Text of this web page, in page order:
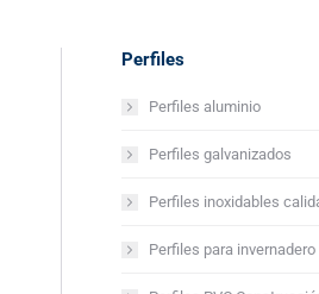
Perfiles
Perfiles aluminio
Perfiles galvanizados
Perfiles inoxidables
Perfiles para invernadero